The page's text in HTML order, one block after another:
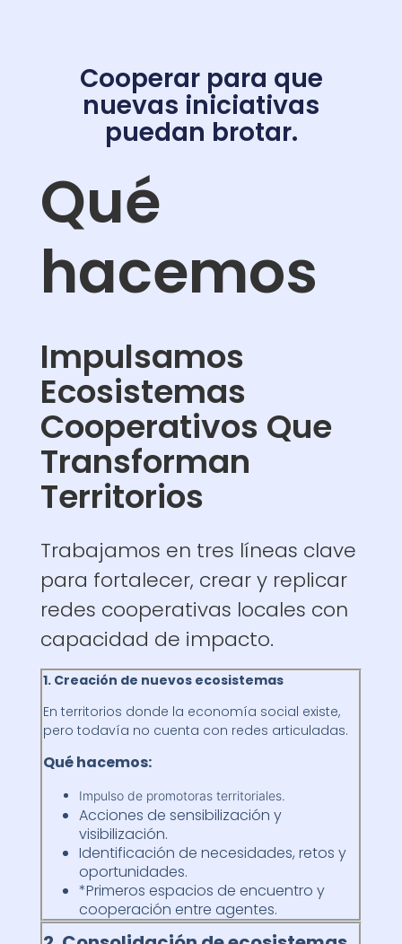
Cooperar para que
nuevas iniciativas
puedan brotar.
Qué
hacemos
Impulsamos
Ecosistemas
Cooperativos Que
Transforman
Territorios
Trabajamos en tres líneas clave
para fortalecer, crear y replicar
redes cooperativas locales con
capacidad de impacto.
1. Creación de nuevos ecosistemas
En territorios donde la economía social existe,
pero todavía no cuenta con redes articuladas.
Qué hacemos:
Impulso de promotoras territoriales.
Acciones de sensibilización y
visibilización.
Identificación de necesidades, retos y
oportunidades.
*Primeros espacios de encuentro y
cooperación entre agentes.